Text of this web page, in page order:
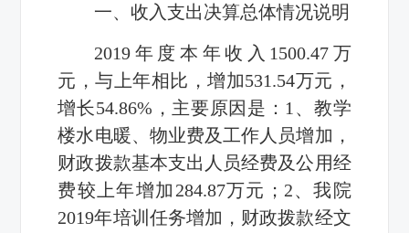
一、收入支出决算总体情况说明
2019年度本年收入1500.47万
元，与上年相比，增加531.54万元，
增长54.86%，主要原因是：1、教学
楼水电暖、物业费及工作人员增加，
财政拨款基本支出人员经费及公用经
费较上年增加284.87万元；2、我院
2019年培训任务增加，财政拨款经文